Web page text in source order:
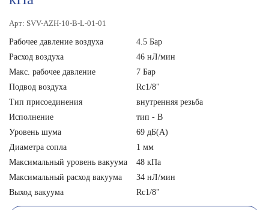
Арт: SVV-AZH-10-B-L-01-01
Рабочее давление воздуха
4.5 Бар
Расход воздуха
46 нЛ/мин
Макс. рабочее давление
7 Бар
Подвод воздуха
Rc1/8"
Тип присоединения
внутренняя резьба
Исполнение
тип - B
Уровень шума
69 дБ(А)
Диаметра сопла
1 мм
Максимальный уровень вакуума
48 кПа
Максимальный расход вакуума
34 нЛ/мин
Выход вакуума
Rc1/8"